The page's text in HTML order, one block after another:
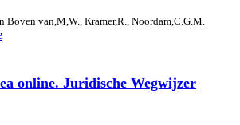
Boven van,M,W., Kramer,R., Noordam,C.G.M.
online. Juridische Wegwijzer